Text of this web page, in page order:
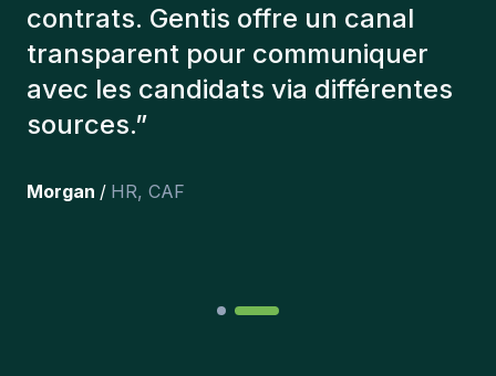
les bons candidats. Les personnes
que l'on a recruté sont toujours là
et personnellement,je suis très
content des personnes qu’on a